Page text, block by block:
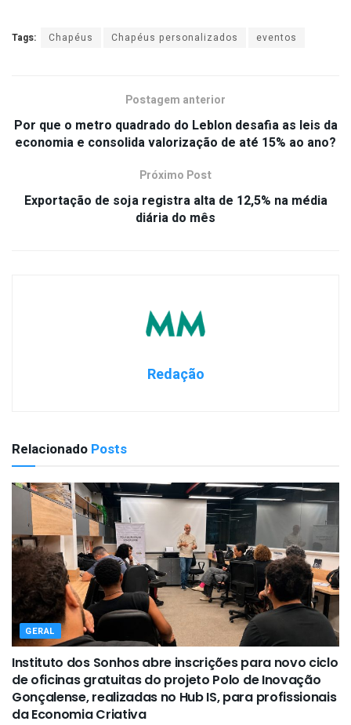
Tags: Chapéus Chapéus personalizados eventos
Postagem anterior
Por que o metro quadrado do Leblon desafia as leis da
economia e consolida valorização de até 15% ao ano?
Próximo Post
Exportação de soja registra alta de 12,5% na média
diária do mês
Redação
Relacionado Posts
GERAL
Instituto dos Sonhos abre inscrições para novo ciclo
de oficinas gratuitas do projeto Polo de Inovação
Gonçalense, realizadas no Hub IS, para profissionais
da Economia Criativa